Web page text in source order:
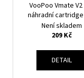
VooPoo Vmate
náhradní
odpor 0,7ohm
Není skladem
209 Kč
DETAIL